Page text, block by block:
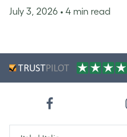
July 3, 2026 • 4 min read